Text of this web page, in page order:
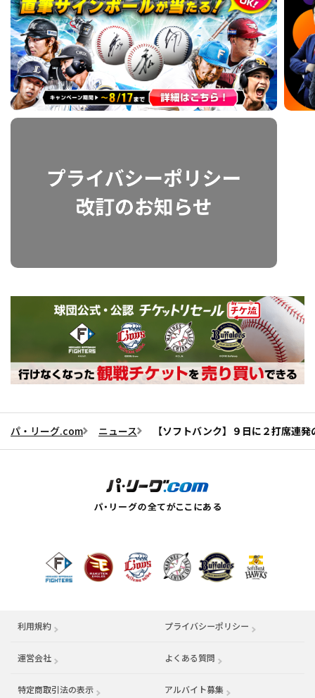
パ・リーグ.com ニュース 【ソフトバンク】９日に２打席連
利用規約 プライバシーポリシー
運営会社 （別ウィンドウで開く） よくある質問
特定商取引法の表示 アルバイト募集 （別ウィンドウで開く